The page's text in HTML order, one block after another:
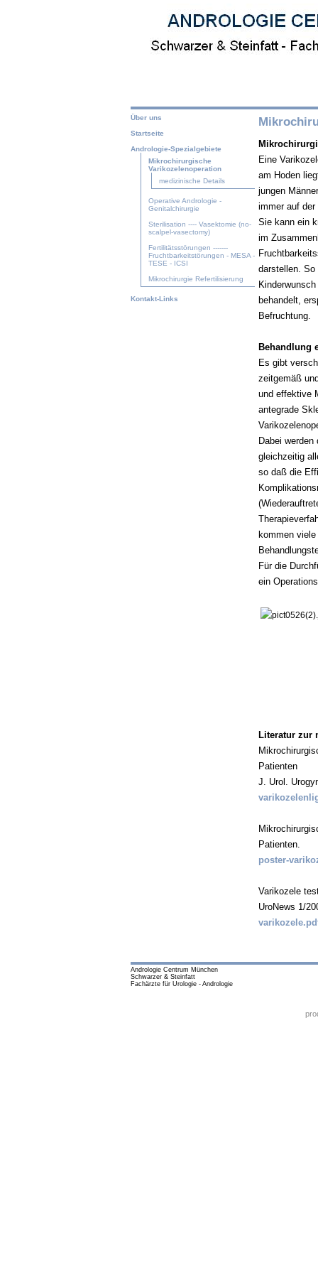
Über uns
Startseite
Andrologie-Spezialgebiete
Mikrochirurgische
Varikozelenoperation
medizinische Details
Operative Andrologie -
Genitalchirurgie
Sterilisation ---- Vasektomie (no-
scalpel-vasectomy)
Fertilitätsstörungen -------
Fruchtbarkeitstörungen - MESA -
TESE - ICSI
Mikrochirurgie Refertilisierung
Kontakt-Links
Eine
am Hoden
jungen
immer auf
Sie kann ein
im
darstellen.
behandelt,
Befruchtung.
Behandlung
Es gibt
zeitgemäß
und effektive
antegrade
Dabei
gleichzeitig
so daß die
kommen viele
Für die
ein
Literatur zur
Patienten
J. Urol.
Patienten.
poster-
Varikozele
UroNews 1/
Andrologie Centrum München
Schwarzer & Steinfatt
Fachärzte für Urologie - Andrologie